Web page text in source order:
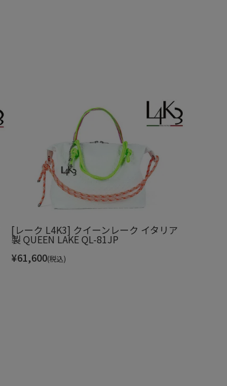
[レーク L4K3] クイーンレーク イタリア
製 QUEEN LAKE QL-81JP
¥61,600(税込)